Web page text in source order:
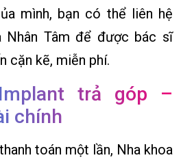
mình, bạn có thể liên hệ
Tâm để được bác sĩ
cặn kẽ, miễn phí.
trả góp –
chính
toán một lần, Nha khoa